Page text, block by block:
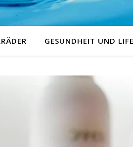
GESUNDHEIT UND